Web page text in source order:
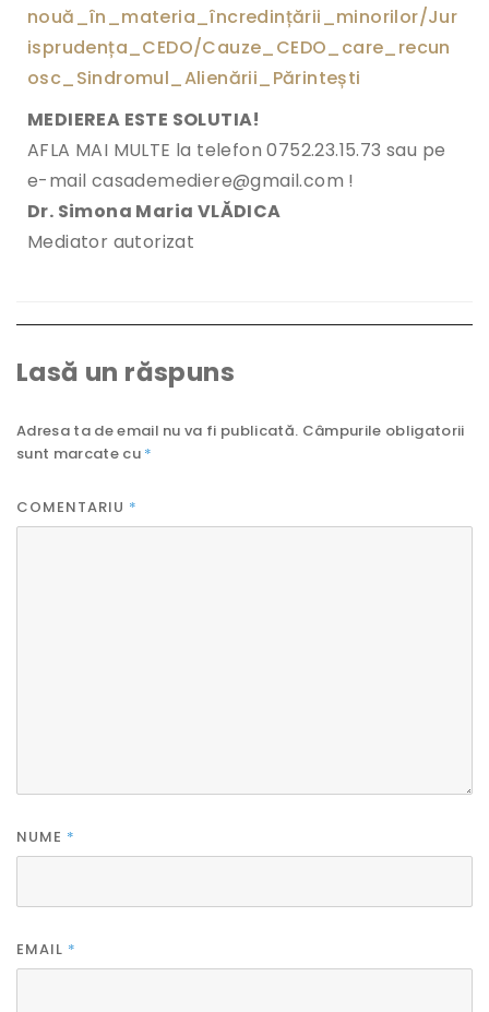
nouă_în_materia_încredințării_minorilor/Jur
isprudența_CEDO/Cauze_CEDO_care_recun
osc_Sindromul_Alienării_Părintești
MEDIEREA ESTE SOLUTIA!
AFLA MAI MULTE la telefon 0752.23.15.73 sau pe
e-mail casademediere@gmail.com !
Dr. Simona Maria VLĂDICA
Mediator autorizat
Lasă un răspuns
Adresa ta de email nu va fi publicată. Câmpurile obligatorii
sunt marcate cu *
COMENTARIU *
NUME *
EMAIL *